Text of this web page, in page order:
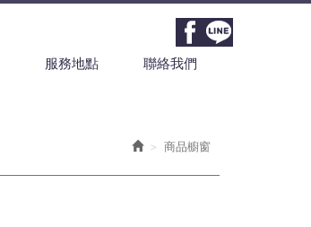
服務地點 聯絡我們
商品櫥窗